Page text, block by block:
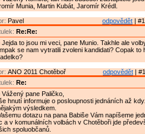
Munia, Martin Kubát, Jaromír Krédl.
odpovědět |
Pavel
Re:Re:
Jejda to jsou mi veci, pane Munio. Takhle ale
se nam vytratili zvoleni kandidati? Copak to
odpovědět |
ANO 2011 Chotěboř
Re:
Vážený pane Paličko,
hnutí informuje o posloupnosti jednáních až
výsledkem.
dotazu na pana Babiše Vám napíšeme
a v komunálních volbách v Chotěboři jde
spoluobčanů.